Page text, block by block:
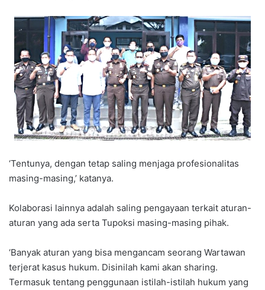
‘Tentunya, dengan tetap saling menjaga profesionalitas
masing-masing,’ katanya.
Kolaborasi lainnya adalah saling pengayaan terkait aturan-
aturan yang ada serta Tupoksi masing-masing pihak.
‘Banyak aturan yang bisa mengancam seorang Wartawan
terjerat kasus hukum. Disinilah kami akan sharing.
Termasuk tentang penggunaan istilah-istilah hukum yang